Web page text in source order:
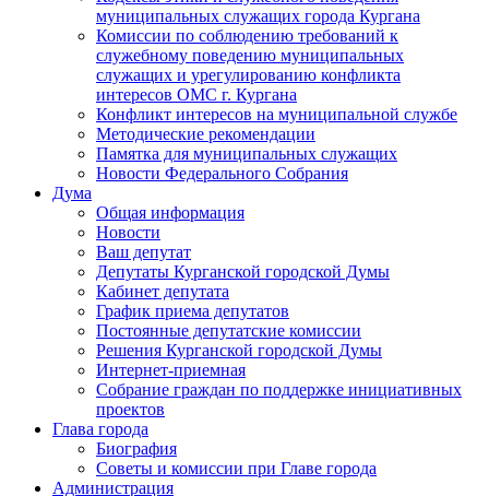
муниципальных служащих города Кургана
Комиссии по соблюдению требований к
служебному поведению муниципальных
служащих и урегулированию конфликта
интересов ОМС г. Кургана
Конфликт интересов на муниципальной службе
Методические рекомендации
Памятка для муниципальных служащих
Новости Федерального Cобрания
Дума
Общая информация
Новости
Ваш депутат
Депутаты Курганской городской Думы
Кабинет депутата
График приема депутатов
Постоянные депутатские комиссии
Решения Курганской городской Думы
Интернет-приемная
Собрание граждан по поддержке инициативных
проектов
Глава города
Биография
Советы и комиссии при Главе города
Администрация